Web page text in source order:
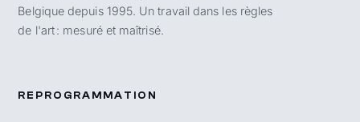
Belgique depuis 1995. Un travail dans les règles
de l'art : mesuré et maîtrisé.
REPROGRAMMATION